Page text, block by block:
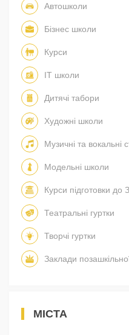
Автошколи
Бізнес школи
Курси
IT школи
Дитячі табори
Художні школи
Музичні та вокальні
Модельні школи
Курси підготовки
Театральні гуртки
Творчі гуртки
Заклади
МІСТА